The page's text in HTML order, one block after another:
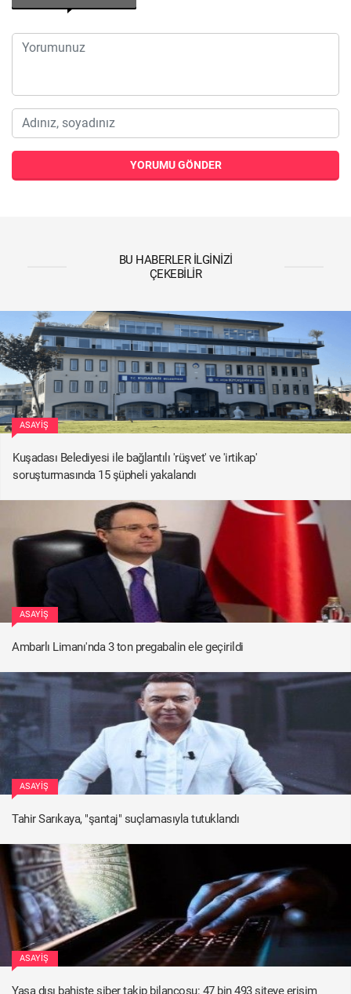
YORUMU GÖNDER
BU HABERLER İLGINIZI
ÇEKEBILIR
ASAYIŞ
Kuşadası Belediyesi ile bağlantılı 'rüşvet' ve 'irtikap'
soruşturmasında 15 şüpheli yakalandı
ASAYIŞ
Ambarlı Limanı'nda 3 ton pregabalin ele geçirildi
ASAYIŞ
Tahir Sarıkaya, "şantaj" suçlamasıyla tutuklandı
ASAYIŞ
Yasa dışı bahiste siber takip bilançosu: 47 bin 493 siteye erişim